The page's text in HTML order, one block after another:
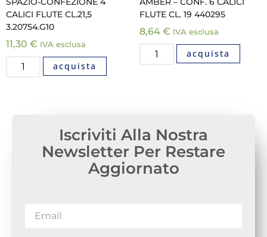
CALICI FLUTE CL.21,5
3.20754.G10
11,30 € IVA esclusa
acquista
FLUTE CL. 19 440295
8,64 € IVA esclusa
acquista
Iscriviti Alla Nostra
Newsletter Per Restare
Aggiornato